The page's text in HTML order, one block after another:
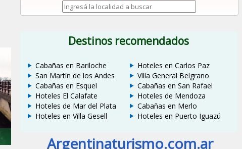
Destinos recomendados
Cabañas en Bariloche
San Martín de los Andes
Cabañas en Esquel
Hoteles El Calafate
Hoteles de Mar del Plata
Hoteles en Villa Gesell
Hoteles en Carlos Paz
Villa General Belgrano
Cabañas en San Rafael
Hoteles de Mendoza
Cabañas en Merlo
Hoteles en Puerto Iguazú
Argentinaturismo.com.ar